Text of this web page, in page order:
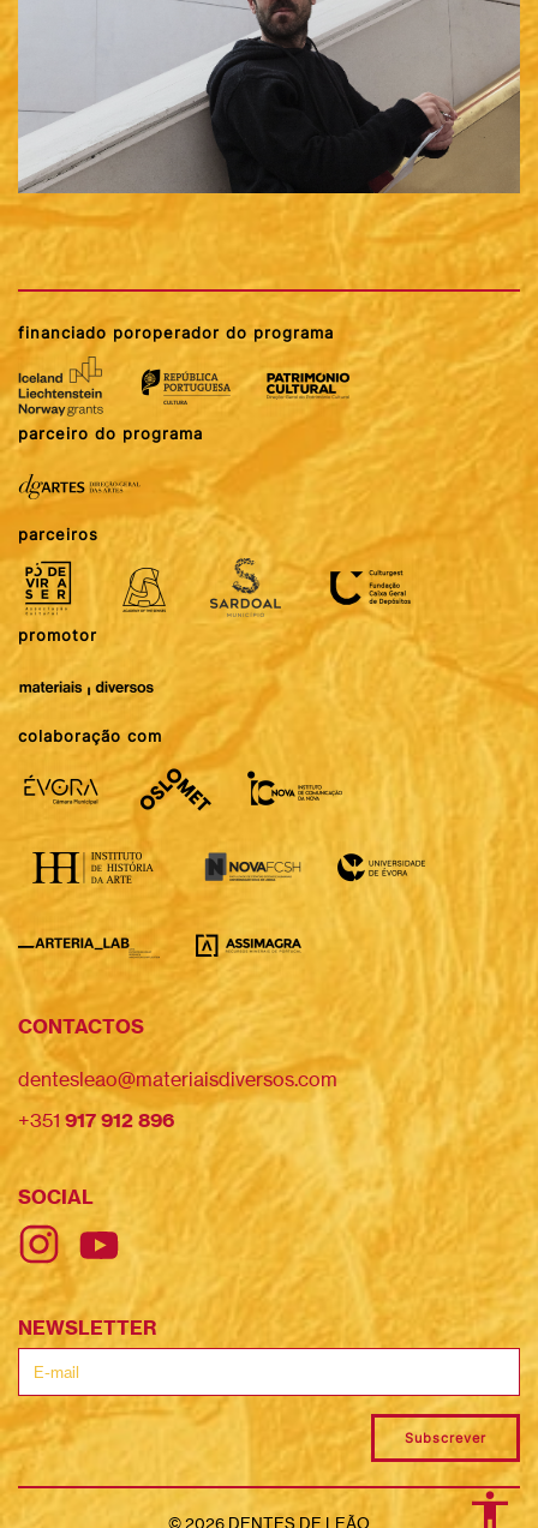
financiado poroperador do programa
parceiro do programa
parceiros
promotor
colaboração com
CONTACTOS
dentesleao@materiaisdiversos.com
+351 917 912 896
SOCIAL
NEWSLETTER
Subscrever
©2026 DENTES DE LEÃO